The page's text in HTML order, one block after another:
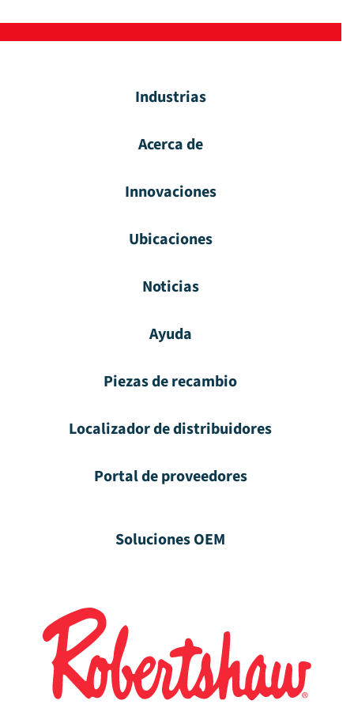
Industrias
Acerca de
Innovaciones
Ubicaciones
Noticias
Ayuda
Piezas de recambio
Localizador de distribuidores
Portal de proveedores
Soluciones OEM